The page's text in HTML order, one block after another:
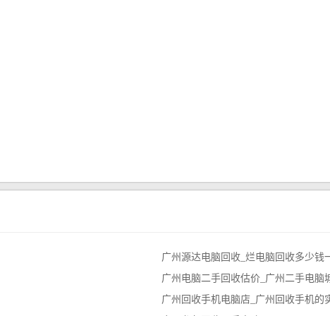
广州源达电脑回收_烂电脑回收多少钱
广州电脑二手回收估价_广州二手电脑
广州回收手机电脑店_广州回收手机的